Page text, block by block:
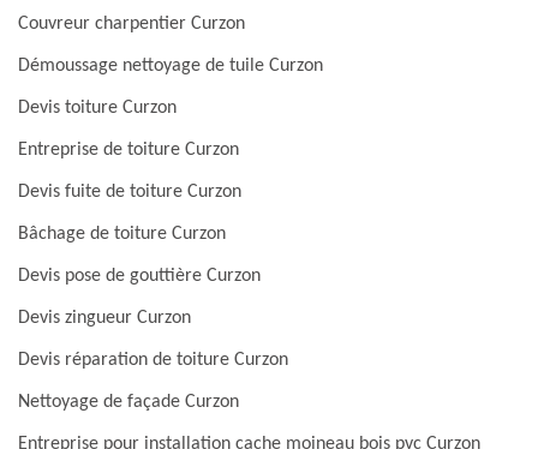
Couvreur charpentier Curzon
Démoussage nettoyage de tuile Curzon
Devis toiture Curzon
Entreprise de toiture Curzon
Devis fuite de toiture Curzon
Bâchage de toiture Curzon
Devis pose de gouttière Curzon
Devis zingueur Curzon
Devis réparation de toiture Curzon
Nettoyage de façade Curzon
Entreprise pour installation cache moineau bois pvc Curzon